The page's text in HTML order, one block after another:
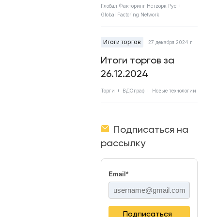
Глобал Факторинг Нетворк Рус
Global Factoring Network
Итоги торгов 27 декабря 2024 г.
Итоги торгов за
26.12.2024
Торги ВДОграф Новые технологии
Подписаться на
рассылку
Email *
Подписаться